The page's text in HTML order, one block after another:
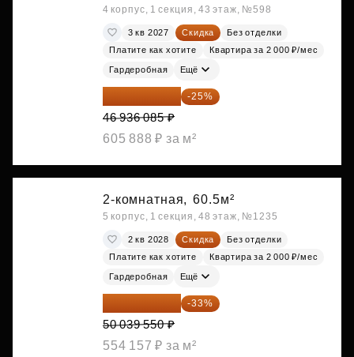
4 корпус, 1 секция, 43 этаж, №598
3 кв 2027 Скидка
Без отделки
Платите как хотите
Квартира за 2 000 ₽/мес
Гардеробная Ещё
35 202 064 ₽ -25%
46 936 085 ₽
605 888 ₽ за м²
2-комнатная, 60.5м²
5 корпус, 1 секция, 48 этаж, №1235
2 кв 2028 Скидка
Без отделки
Платите как хотите
Квартира за 2 000 ₽/мес
Гардеробная Ещё
33 526 499 ₽ -33%
50 039 550 ₽
554 157 ₽ за м²